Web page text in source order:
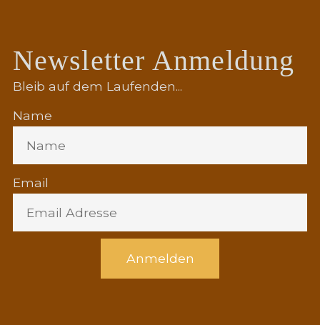
Newsletter Anmeldung
Bleib auf dem Laufenden...
Name
Email
Anmelden